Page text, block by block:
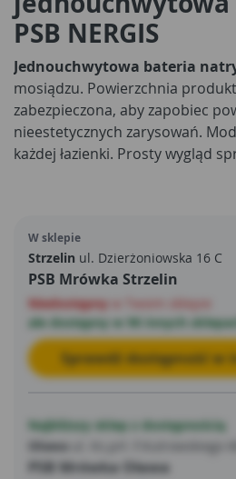
PSB NERGIS
Jednouchwytowa bateria
mosiądzu. Powierzchnia
zabezpieczona, aby zapobiec
nieestetycznych zarysowań.
każdej łazienki. Prosty wygląd
W sklepie
Strzelin ul. Dzierżoniowska 16 C
PSB Mrówka Strzelin
Niedostępny
ale dostępny w 90 innych
Sprawdź dostępność w
Najbliższy sklep z dostępnością
Oława
PSB Mrówka Oława